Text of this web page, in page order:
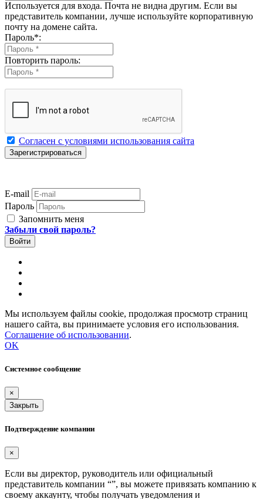
Используется для входа. Почта не видна другим. Если вы
представитель компании, лучше используйте корпоративную
почту на домене сайта.
Пароль*:
Повторить пароль:
Согласен с условиями использования сайта
E-mail
Пароль
Запомнить меня
Забыли свой пароль?
Мы используем файлы cookie, продолжая просмотр страниц
нашего сайта, вы принимаете условия его использования.
Соглашение об использовании.
OK
Системное сообщение
×
Закрыть
Подтверждение компании
×
Если вы директор, руководитель или официальный
представитель компании “”, вы можете привязать компанию к
своему аккаунту, чтобы получать уведомления и